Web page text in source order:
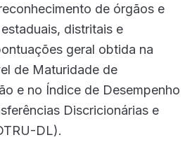
de órgãos e
distritais e
geral obtida na
de Maturidade de
e no Índice de Desempenho
Discricionárias e
DL).